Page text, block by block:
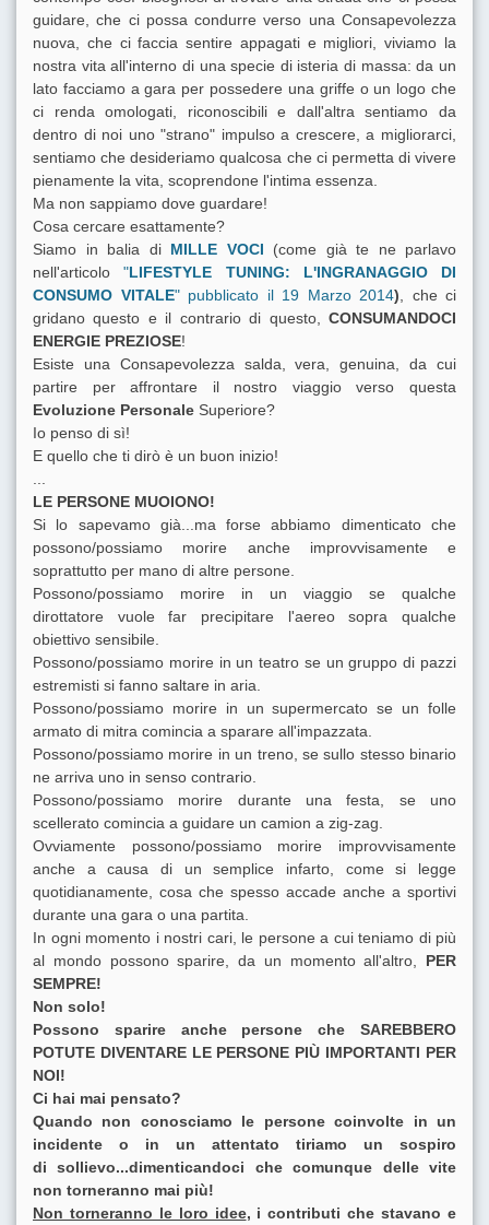
guidare, che ci possa condurre verso una Consapevolezza
nuova, che ci faccia sentire appagati e migliori, viviamo la
nostra vita all'interno di una specie di isteria di massa: da un
lato facciamo a gara per possedere una griffe o un logo che
ci renda omologati, riconoscibili e dall'altra sentiamo da
dentro di noi uno "strano" impulso a crescere, a migliorarci,
sentiamo che desideriamo qualcosa che ci permetta di vivere
pienamente la vita, scoprendone l'intima essenza.
Ma non sappiamo dove guardare!
Cosa cercare esattamente?
Siamo in balia di MILLE VOCI
(come già te ne parlavo
nell'articolo"LIFESTYLE TUNING: L'INGRANAGGIO DI
CONSUMO VITALE" pubblicato il 19 Marzo 2014) , che ci
gridano questo e il contrario di questo, CONSUMANDOCI
ENERGIE PREZIOSE!
Esiste una Consapevolezza salda, vera, genuina, da cui
partire per affrontare il nostro viaggio verso questa
Evoluzione Personale Superiore?
Io penso di sì!
E quello che ti dirò è un buon inizio!
LE PERSONE MUOIONO!
Si lo sapevamo già...ma forse abbiamo dimenticato che
possono/possiamo morire anche improvvisamente e
soprattutto per mano di altre persone.
Possono/possiamo morire in un viaggio se qualche
dirottatore vuole far precipitare l'aereo sopra qualche
obiettivo sensibile.
Possono/possiamo morire in un teatro se un gruppo di pazzi
estremisti si fanno saltare in aria.
Possono/possiamo morire in un supermercato se un folle
armato di mitra comincia a sparare all'impazzata.
Possono/possiamo morire in un treno, se sullo stesso binario
ne arriva uno in senso contrario.
Possono/possiamo morire durante una festa, se uno
scellerato comincia a guidare un camion a zig-zag.
Ovviamente possono/possiamo morire improvvisamente
anche a causa di un semplice infarto, come si legge
quotidianamente, cosa che spesso accade anche a sportivi
durante una gara o una partita.
In ogni momento i nostri cari, le persone a cui teniamo di più
al mondo possono sparire, da un momento all'altro, PER
SEMPRE!
Non solo!
Possono sparire anche persone che SAREBBERO
POTUTE DIVENTARE LE PERSONE PIÙ IMPORTANTI PER
NOI!
Ci hai mai pensato?
Quando non conosciamo le persone coinvolte in un
incidente o in un attentato tiriamo un sospiro
di sollievo...dimenticandoci che comunque delle vite
non torneranno mai più!
Non torneranno le loro idee, i contributi che stavano e